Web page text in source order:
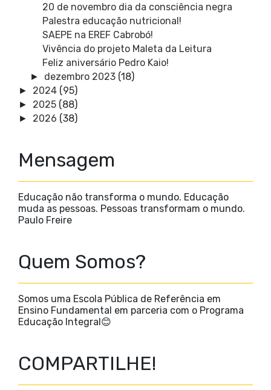
20 de novembro dia da consciência negra
Palestra educação nutricional!
SAEPE na EREF Cabrobó!
Vivência do projeto Maleta da Leitura
Feliz aniversário Pedro Kaio!
► dezembro 2023 (18)
► 2024 (95)
► 2025 (88)
► 2026 (38)
Mensagem
Educação não transforma o mundo. Educação
muda as pessoas. Pessoas transformam o mundo.
Paulo Freire
Quem Somos?
Somos uma Escola Pública de Referência em
Ensino Fundamental em parceria com o Programa
Educação Integral😊
COMPARTILHE!